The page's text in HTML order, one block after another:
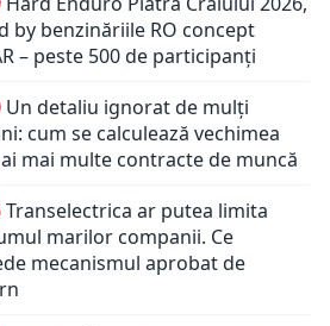
by benzinăriile RO concept
– peste 500 de participanți
Un detaliu ignorat de mulți
cum se calculează vechimea
mai multe contracte de muncă
Transelectrica ar putea limita
marilor companii. Ce
mecanismul aprobat de